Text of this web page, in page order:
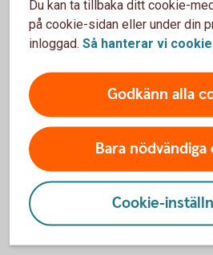
Björklunda Doktorns Backe
Björklunda Invest Sverige AB
Björklunda Service AB
Plus four golf AB
Sparbanken Skåne AB
Du kan ta tillbaka ditt cookie-
på cookie-sidan eller under din
inloggad. Så hanterar vi
Godkänn alla
Bara nödvändiga
Cookie-